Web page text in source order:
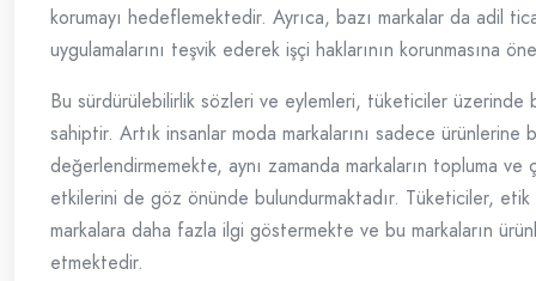
korumayı hedeflemektedir. Ayrıca, bazı markalar da adil
uygulamalarını teşvik ederek işçi haklarının korunmasına
Bu sürdürülebilirlik sözleri ve eylemleri, tüketiciler üzerinde
sahiptir. Artık insanlar moda markalarını sadece ürünlerine
değerlendirmemekte, aynı zamanda markaların topluma ve
etkilerini de göz önünde bulundurmaktadır. Tüketiciler,
markalara daha fazla ilgi göstermekte ve bu markaların
etmektedir.